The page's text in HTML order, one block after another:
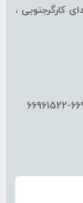
کارگرجنوبی ،